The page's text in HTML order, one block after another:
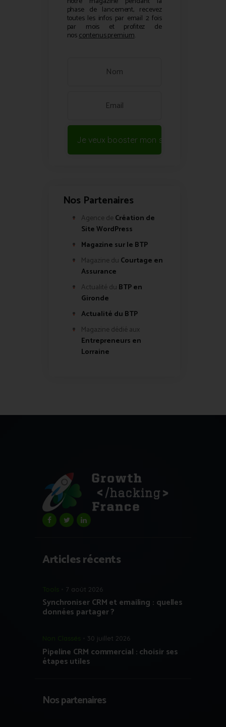
phase de lancement, recevez
toutes les infos par email 2 fois
par mois et profitez de
noscontenus premium.
Je veux booster mon site !
Nos Partenaires
Agence de Création de
Site WordPress
Magazine sur le BTP
Magazine du Courtage en
Assurance
Actualité du BTP en
Gironde
Actualité du BTP
Magazine dédié aux
Entrepreneurs en
Lorraine
Articles récents
Tools 7 août 2026
Synchroniser CRM et emailing : quelles
données partager ?
Non Classés 30 juillet 2026
Pipeline CRM commercial : choisir ses
étapes utiles
Nos partenaires